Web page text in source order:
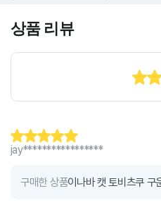
상품 리뷰
jay*****************
구매한 상품이나바 캣 토비츠쿠